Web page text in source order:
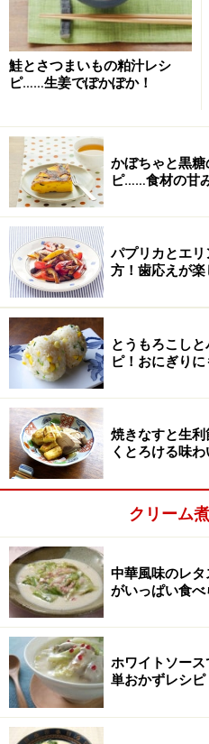
豆乳はお好みで牛乳に変え
豚肉としめじの豆乳
手順
■豚肉としめじの豆乳フリカ
1
下ごしらえ。
豚肉は脂のそばにスジがある
包丁で軽くたたいて口あた
一口サイズに切ったらボウル
塩こしょう少々をふっても
鮭とさつまいもの粕汁レシ
ピ……生姜でぽかぽか！
かぼちゃと黒
ピ……食材の甘
パプリカとエ
方！歯応えが
とうもろこし
ピ！おにぎりに
焼きなすと生
くとろける味わ
クリーム
中華風味のレ
がいっぱい食べ
ホワイトソー
単おかずレシピ